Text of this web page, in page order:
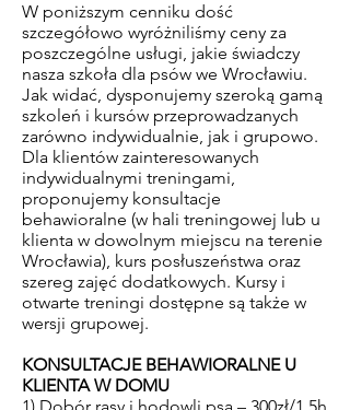
W poniższym cenniku dość
szczegółowo wyróżniliśmy ceny za
poszczególne usługi, jakie świadczy
nasza szkoła dla psów we Wrocławiu.
Jak widać, dysponujemy szeroką gamą
szkoleń i kursów przeprowadzanych
zarówno indywidualnie, jak i grupowo.
Dla klientów zainteresowanych
indywidualnymi treningami,
proponujemy konsultacje
behawioralne (w hali treningowej lub u
klienta w dowolnym miejscu na terenie
Wrocławia), kurs posłuszeństwa oraz
szereg zajęć dodatkowych. Kursy i
otwarte treningi dostępne są także w
wersji grupowej.
KONSULTACJE BEHAWIORALNE U
KLIENTA W DOMU